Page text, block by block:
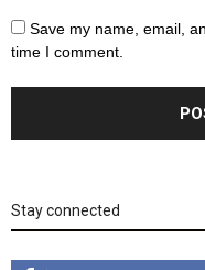
Save my name, email,
time I comment.
Stay connected